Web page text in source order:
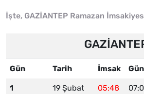
İşte, GAZİANTEP Ramazan
Gün Tarih İmsak
1
19 Şubat
05:48